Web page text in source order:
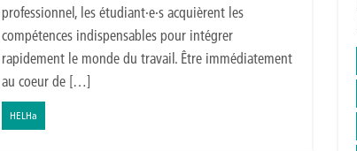
professionnel, les étudiant·e·s acquièrent les
compétences indispensables pour intégrer
rapidement le monde du travail. Être immédiatement
au coeur de […]
HELHa